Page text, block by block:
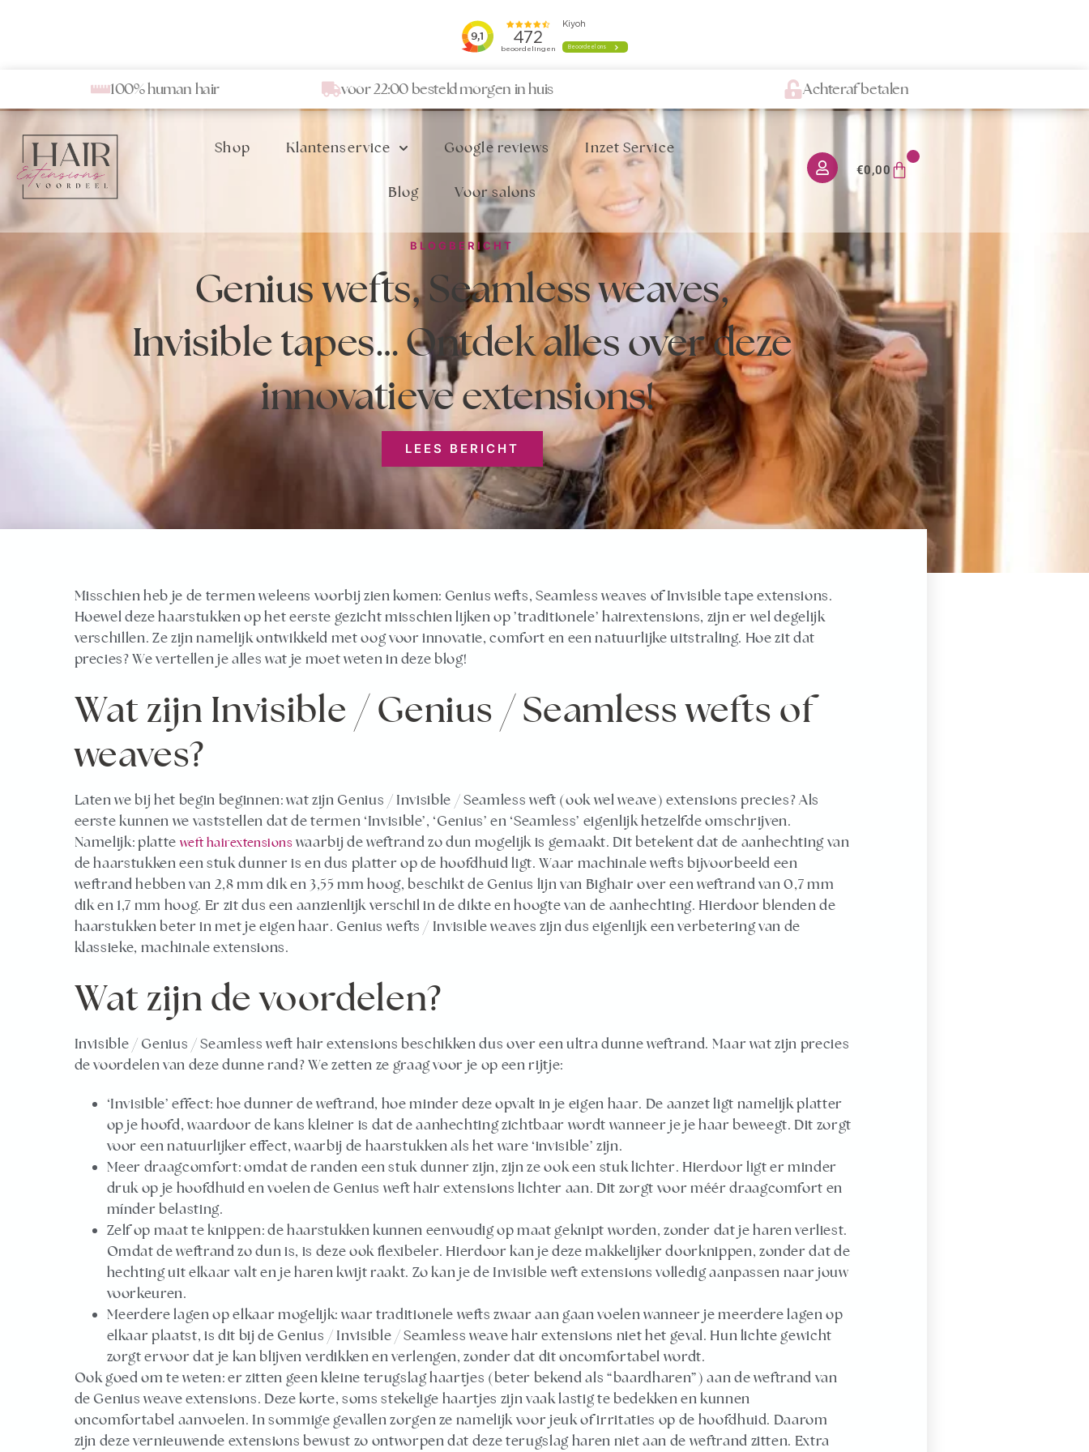
100% human hair voor 22:00 besteld morgen in huis Achteraf betalen
Shop Klantenservice Google reviews Inzet Service
Blog Voor salons
€0,00
BLOGBERICHT
Genius wefts, Seamless weaves,
Invisible tapes… Ontdek alles over deze
innovatieve extensions!
LEES BERICHT
Misschien heb je de termen weleens voorbij zien komen: Genius wefts, Seamless weaves of Invisible tape extensions.
Hoewel deze haarstukken op het eerste gezicht misschien lijken op ’traditionele’ hairextensions, zijn er wel degelijk
verschillen. Ze zijn namelijk ontwikkeld met oog voor innovatie, comfort en een natuurlijke uitstraling. Hoe zit dat
precies? We vertellen je alles wat je moet weten in deze blog!
Wat zijn Invisible / Genius / Seamless wefts of
weaves?
Laten we bij het begin beginnen: wat zijn Genius / Invisible / Seamless weft (ook wel weave) extensions precies? Als
eerste kunnen we vaststellen dat de termen ‘Invisible’, ‘Genius’ en ‘Seamless’ eigenlijk hetzelfde omschrijven.
Namelijk: platte weft hairextensions waarbij de weftrand zo dun mogelijk is gemaakt. Dit betekent dat de aanhechting van
de haarstukken een stuk dunner is en dus platter op de hoofdhuid ligt. Waar machinale wefts bijvoorbeeld een
weftrand hebben van 2,8 mm dik en 3,55 mm hoog, beschikt de Genius lijn van Bighair over een weftrand van 0,7 mm
dik en 1,7 mm hoog. Er zit dus een aanzienlijk verschil in de dikte en hoogte van de aanhechting. Hierdoor blenden de
haarstukken beter in met je eigen haar. Genius wefts / Invisible weaves zijn dus eigenlijk een verbetering van de
klassieke, machinale extensions.
Wat zijn de voordelen?
Invisible / Genius / Seamless weft hair extensions beschikken dus over een ultra dunne weftrand. Maar wat zijn precies
de voordelen van deze dunne rand? We zetten ze graag voor je op een rijtje:
‘Invisible’ effect: hoe dunner de weftrand, hoe minder deze opvalt in je eigen haar. De aanzet ligt namelijk platter
op je hoofd, waardoor de kans kleiner is dat de aanhechting zichtbaar wordt wanneer je je haar beweegt. Dit zorgt
voor een natuurlijker effect, waarbij de haarstukken als het ware ‘invisible’ zijn.
Meer draagcomfort:omdat de randen een stuk dunner zijn, zijn ze ook een stuk lichter. Hierdoor ligt er minder
druk op je hoofdhuid en voelen de Genius weft hair extensions lichter aan. Dit zorgt voor méér draagcomfort en
mínder belasting.
Zelf op maat te knippen:de haarstukken kunnen eenvoudig op maat geknipt worden, zonder dat je haren verliest.
Omdat de weftrand zo dun is, is deze ook flexibeler. Hierdoor kan je deze makkelijker doorknippen, zonder dat de
hechting uit elkaar valt en je haren kwijt raakt. Zo kan je de Invisible weft extensions volledig aanpassen naar jouw
voorkeuren.
Meerdere lagen op elkaar mogelijk: waar traditionele wefts zwaar aan gaan voelen wanneer je meerdere lagen op
elkaar plaatst, is dit bij de Genius / Invisible / Seamless weave hair extensions niet het geval. Hun lichte gewicht
zorgt ervoor dat je kan blijven verdikken en verlengen, zonder dat dit oncomfortabel wordt.
Ook goed om te weten: er zitten geen kleine terugslag haartjes (beter bekend als “baardharen”) aan de weftrand van
de Genius weave extensions. Deze korte, soms stekelige haartjes zijn vaak lastig te bedekken en kunnen
oncomfortabel aanvoelen. In sommige gevallen zorgen ze namelijk voor jeuk of irritaties op de hoofdhuid. Daarom
zijn deze vernieuwende extensions bewust zo ontworpen dat deze terugslag haren niet aan de weftrand zitten. Extra